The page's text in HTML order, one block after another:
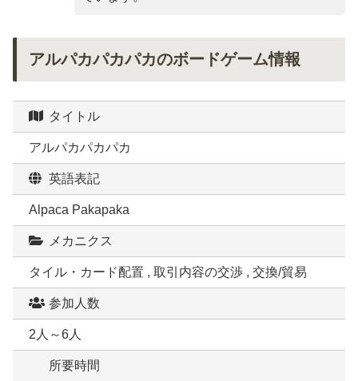
アルパカパカパカのボードゲーム情報
タイトル
アルパカパカパカ
英語表記
Alpaca Pakapaka
メカニクス
タイル・カード配置 , 取引内容の交渉 , 交換/貿易
参加人数
2人～6人
所要時間